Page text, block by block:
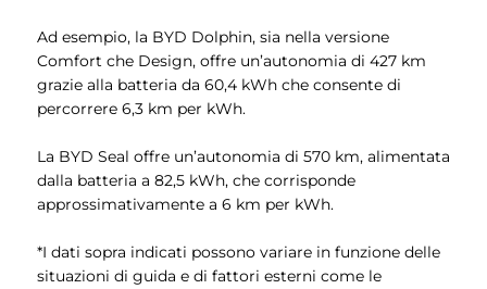
Ad esempio, la BYD Dolphin, sia nella versione
Comfort che Design, offre un’autonomia di 427 km
grazie alla batteria da 60,4 kWh che consente di
percorrere 6,3 km per kWh.
La BYD Seal offre un’autonomia di 570 km, alimentata
dalla batteria a 82,5 kWh, che corrisponde
approssimativamente a 6 km per kWh.
*I dati sopra indicati possono variare in funzione delle
situazioni di guida e di fattori esterni come le